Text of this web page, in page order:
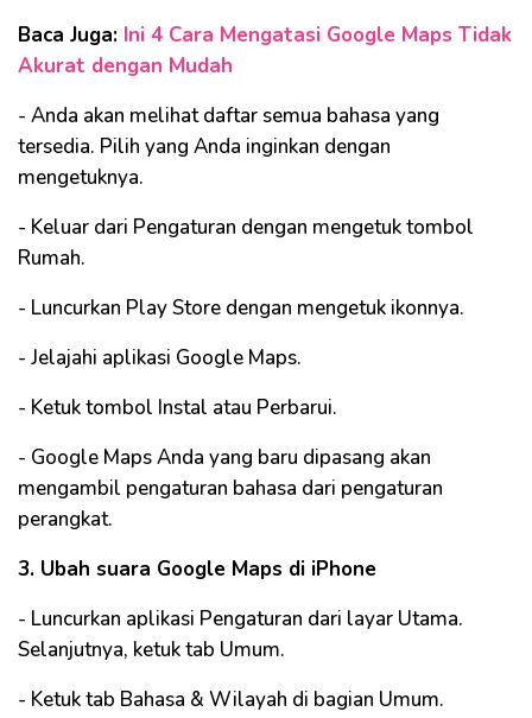
Baca Juga: Ini 4 Cara Mengatasi Google Maps Tidak
Akurat dengan Mudah
- Anda akan melihat daftar semua bahasa yang
tersedia. Pilih yang Anda inginkan dengan
mengetuknya.
- Keluar dari Pengaturan dengan mengetuk tombol
Rumah.
- Luncurkan Play Store dengan mengetuk ikonnya.
- Jelajahi aplikasi Google Maps.
- Ketuk tombol Instal atau Perbarui.
- Google Maps Anda yang baru dipasang akan
mengambil pengaturan bahasa dari pengaturan
perangkat.
3. Ubah suara Google Maps di iPhone
- Luncurkan aplikasi Pengaturan dari layar Utama.
Selanjutnya, ketuk tab Umum.
- Ketuk tab Bahasa & Wilayah di bagian Umum.